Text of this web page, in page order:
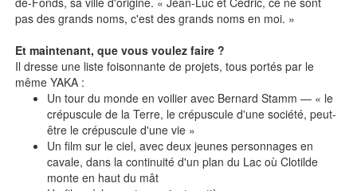
pas des grands noms, c'est des grands noms en moi. »
Et maintenant, que vous voulez faire ?
Il dresse une liste foisonnante de projets, tous portés par le
même YAKA :
Un tour du monde en voilier avec Bernard Stamm — « le
crépuscule de la Terre, le crépuscule d'une société, peut-
être le crépuscule d'une vie »
Un film sur le ciel, avec deux jeunes personnages en
cavale, dans la continuité d'un plan du Lac où Clotilde
monte en haut du mât